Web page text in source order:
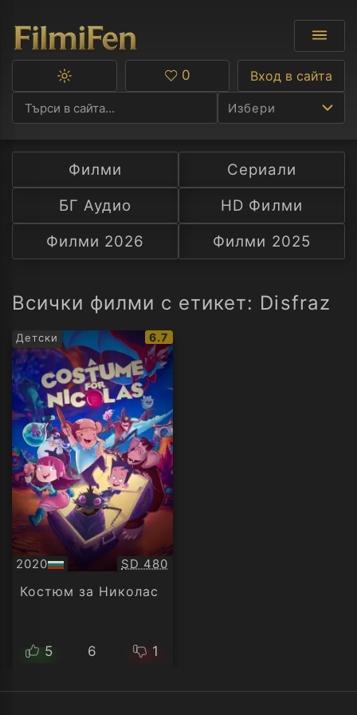
Избери
Ф
С
А
Превключване
тъмна
тема
Любими
0 Вход в сайта
Филми
Сериали
БГ Аудио
HD Филми
Филми 2026
Филми 2025
Всички филми с етикет: Disfraz
Детски
IMDb
рейтинг:
6.7
2020
БГ
аудио
Качество:
SD 480
Костюм за Николас
5 6 1